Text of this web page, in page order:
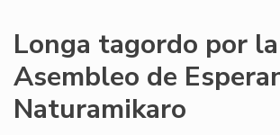
Longa tagordo por la
Asembleo de
Naturamikaro